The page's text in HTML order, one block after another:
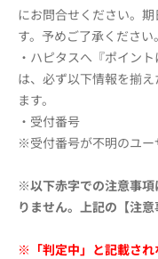
にお問合せください。
す。予めご了承くださ
・ハピタスへ『ポイン
は、必ず以下情報を揃
ます。
・受付番号
※受付番号が不明のユー
※以下赤字での注意事項
りません。上記の【注意
※「判定中」と記載され